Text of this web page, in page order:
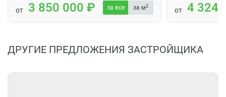
от 3 850 000 за все за м2
от 4 324
ДРУГИЕ ПРЕДЛОЖЕНИЯ ЗАСТРОЙЩИКА